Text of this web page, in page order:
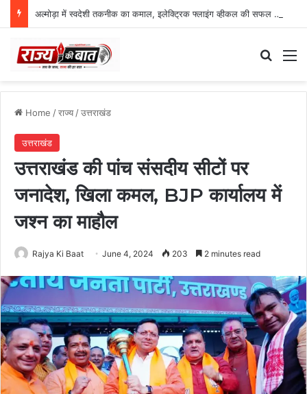
अल्मोड़ा में स्वदेशी तकनीक का कमाल, इलेक्ट्रिक फ्लाइंग व्हीकल की सफल ट्रायल उड़ान
Home /राज्य/उत्तराखंड
उत्तराखंड
उत्तराखंड की पांच संसदीय सीटों पर
जनादेश, खिला कमल, BJP कार्यालय में
जश्न का माहौल
Rajya Ki Baat June 4, 2024 203 2 minutes read